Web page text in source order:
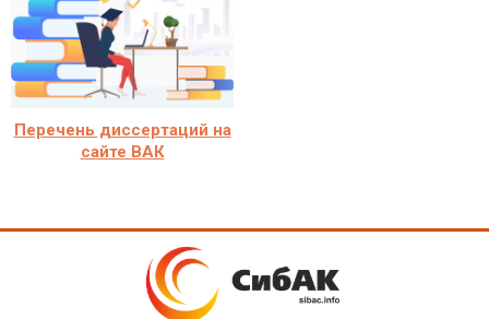
Перечень диссертаций на
сайте ВАК